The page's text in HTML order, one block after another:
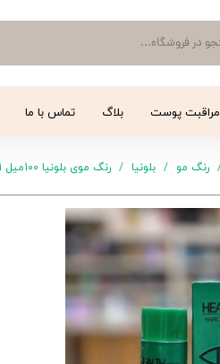
مراقبت پوست بلاگ تماس با ما
رنگ مو بلونیا رنگ موی بلونیا 100میل Matt Blonde 7.11 – بلوند مات